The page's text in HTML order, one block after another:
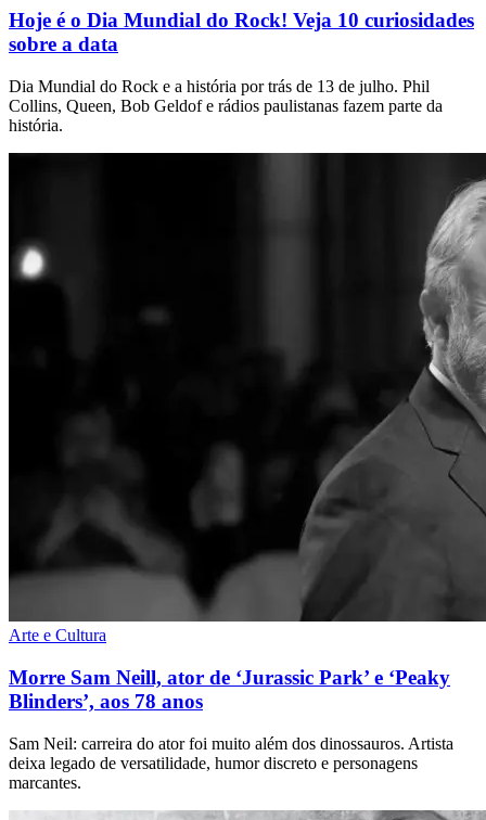
Hoje é o Dia Mundial do Rock! Veja 10 curiosidades
sobre a data
Dia Mundial do Rock e a história por trás de 13 de julho. Phil
Collins, Queen, Bob Geldof e rádios paulistanas fazem parte da
história.
Arte e Cultura
Morre Sam Neill, ator de ‘Jurassic Park’ e ‘Peaky
Blinders’, aos 78 anos
Sam Neil: carreira do ator foi muito além dos dinossauros. Artista
deixa legado de versatilidade, humor discreto e personagens
marcantes.